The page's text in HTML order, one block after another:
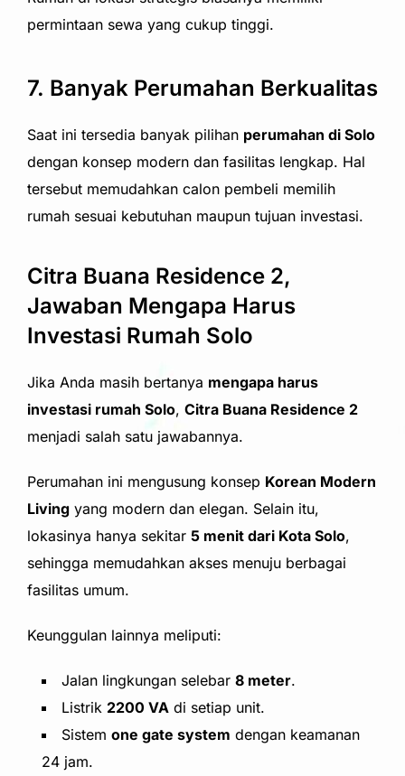
permintaan sewa yang cukup tinggi.
7. Banyak Perumahan Berkualitas
Saat ini tersedia banyak pilihan perumahan di Solo
dengan konsep modern dan fasilitas lengkap. Hal
tersebut memudahkan calon pembeli memilih
rumah sesuai kebutuhan maupun tujuan investasi.
Citra Buana Residence 2,
Jawaban Mengapa Harus
Investasi Rumah Solo
Jika Anda masih bertanya mengapa harus
investasi rumah Solo, Citra Buana Residence 2
menjadi salah satu jawabannya.
Perumahan ini mengusung konsep Korean Modern
Living yang modern dan elegan. Selain itu,
lokasinya hanya sekitar 5 menit dari Kota Solo,
sehingga memudahkan akses menuju berbagai
fasilitas umum.
Keunggulan lainnya meliputi:
Jalan lingkungan selebar 8 meter.
Listrik 2200 VA di setiap unit.
Sistem one gate system dengan keamanan
24 jam.